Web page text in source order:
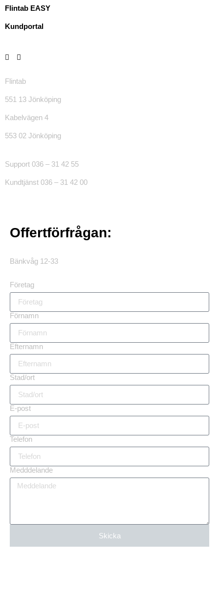
Flintab EASY
Kundportal
Flintab
551 13 Jönköping
Kabelvägen 4
553 02 Jönköping
Support 036 – 31 42 55
Kundtjänst 036 – 31 42 00
Offertförfrågan:
Bänkvåg 12-33
Företag
Förnamn
Efternamn
Stad/ort
E-post
Telefon
Medddelande
Skicka